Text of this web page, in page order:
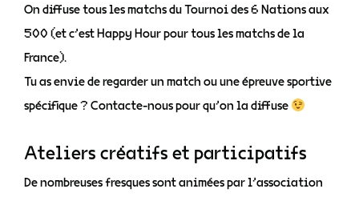
On diffuse tous les matchs du Tournoi des 6 Nations aux
500 (et c’est Happy Hour pour tous les matchs de la
France).
Tu as envie de regarder un match ou une épreuve sportive
spécifique ? Contacte-nous pour qu’on la diffuse
Ateliers créatifs et participatifs
De nombreuses fresques sont animées par l’association